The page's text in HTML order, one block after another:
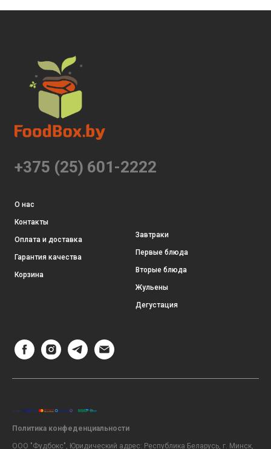
+375 (25) 601-2222
О нас
Контакты
Оплата и доставка
Гарантия качества
Корзина
Завтраки
Первые блюда
Вторые блюда
Жульены
Дегустация
Политика конфеденциальности
ООО "Фудбокс", Юридический адрес: Республика Беларусь, г. Минск,